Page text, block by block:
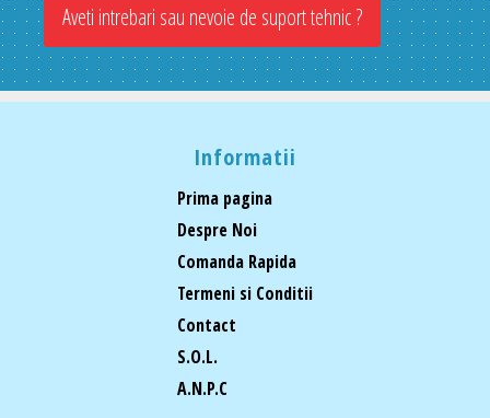
Aveti intrebari sau nevoie de suport tehnic ?
Informatii
Prima pagina
Despre Noi
Comanda Rapida
Termeni si Conditii
Contact
S.O.L.
A.N.P.C